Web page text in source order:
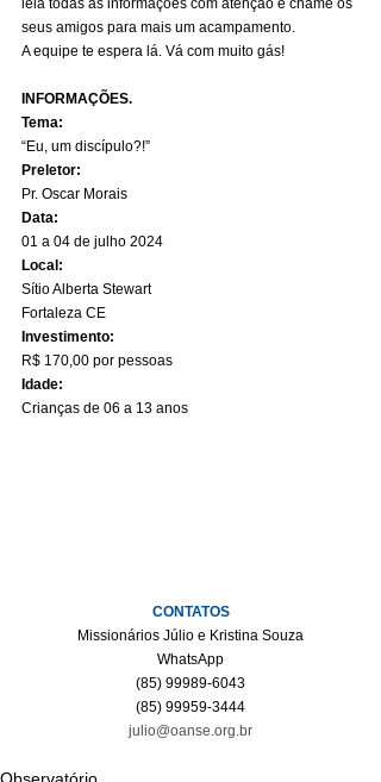
seus amigos para mais um acampamento.
A equipe te espera lá. Vá com muito gás!
INFORMAÇÕES.
Tema:
“Eu, um discípulo?!”
Preletor:
Pr. Oscar Morais
Data:
01 a 04 de julho 2024
Local:
Sítio Alberta Stewart
Fortaleza CE
Investimento:
R$ 170,00 por pessoas
Idade:
Crianças de 06 a 13 anos
CONTATOS
Missionários Júlio e Kristina Souza
WhatsApp
(85) 99989-6043
(85) 99959-3444
julio@oanse.org.br
Observatório